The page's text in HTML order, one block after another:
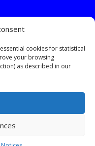
cookies for statistical
your browsing
as described in our
AGENCIES
MAP